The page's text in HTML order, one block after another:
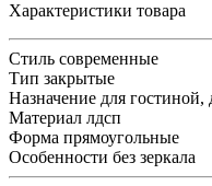
Характеристики товара
Стиль современные
Тип закрытые
Назначение для гостиной,
Материал лдсп
Форма прямоугольные
Особенности без зеркала